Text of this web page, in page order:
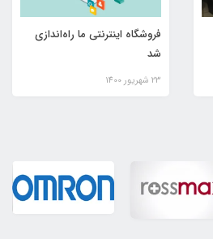
فروشگاه اینترنتی ما راه‌اندازی
شد
23 شهریور 1400